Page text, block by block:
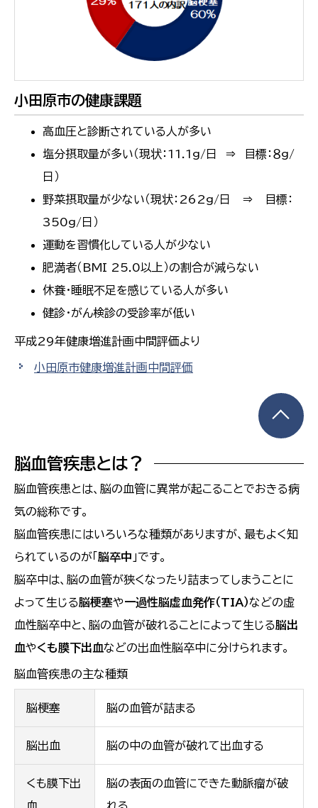
小田原市の健康課題
高血圧と診断されている人が多い
塩分摂取量が多い（現状：11.1g/日 ⇒ 目標：８g/
日）
野菜摂取量が少ない（現状：262g/日 ⇒ 目標：
350g/日）
運動を習慣化している人が少ない
肥満者（BMI 25.0以上）の割合が減らない
休養・睡眠不足を感じている人が多い
健診・がん検診の受診率が低い
平成29年健康増進計画中間評価より
小田原市健康増進計画中間評価
脳血管疾患とは？
脳血管疾患とは、脳の血管に異常が起こることでおきる病
気の総称です。
脳血管疾患にはいろいろな種類がありますが、最もよく知
られているのが「 脳卒中 」です。
脳卒中は、脳の血管が狭くなったり詰まってしまうことに
よって生じる脳梗塞や一過性脳虚血発作（TIA）などの虚
血性脳卒中と、脳の血管が破れることによって生じる脳出
血やくも膜下出血などの出血性脳卒中に分けられます。
脳血管疾患の主な種類
脳梗塞 脳の血管が詰まる
脳出血 脳の中の血管が破れて出血する
くも膜下出
脳の表面の血管にできた動脈瘤が破